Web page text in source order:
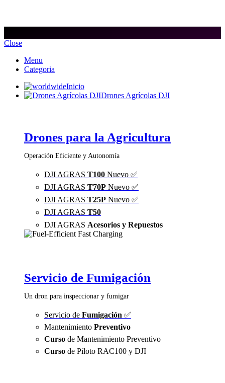
Close
Menu
Categoria
Inicio
Drones Agrícolas DJI
Drones para la Agricultura
Operación Eficiente y Autonomía
DJI AGRAS T100 Nuevo ✅
DJI AGRAS T70P Nuevo ✅
DJI AGRAS T25P Nuevo ✅
DJI AGRAS T50
DJI AGRAS Acesorios y Repuestos
Servicio de Fumigación
Un dron para inspeccionar y fumigar
Servicio de Fumigación ✅
Mantenimiento Preventivo
Curso de Mantenimiento Preventivo
Curso de Piloto RAC100 y DJI